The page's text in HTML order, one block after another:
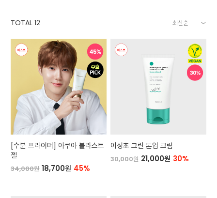
TOTAL12
[수분 프라이머] 아쿠아 블라스트
젤
34,000원 18,700원 45%
어성초 그린 톤업 크림
30,000원 21,000원 30%